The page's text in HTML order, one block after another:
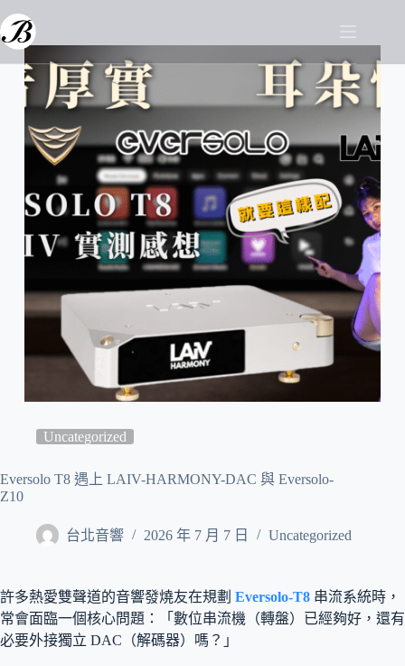
跳
至
Uncategorized
Eversolo T8 遇上 LAIV-HARMONY-DAC 與 Eversolo-
Z10
台北音響 2026 年 7 月 7 日 Uncategorized
許多熱愛雙聲道的音響發燒友在規劃 Eversolo-T8 串流系統時，
常會面臨一個核心問題：「數位串流機（轉盤）已經夠好，還有
必要外接獨立 DAC（解碼器）嗎？」